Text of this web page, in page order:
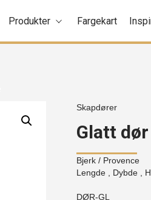
Produkter Fargekart
Skapdører
Glatt
Bjerk / Provence
Lengde , Dybde ,
DØR-GL